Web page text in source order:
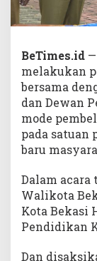
BeTimes.id
melakukan
bersama
dan Dewan
mode
pada
baru
Dalam
Walikota
Kota Bekasi
Pendidikan
Dan